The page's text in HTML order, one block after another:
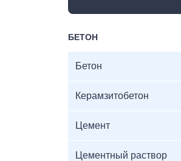
БЕТОН
Бетон
Керамзитобетон
Цемент
Цементный раствор